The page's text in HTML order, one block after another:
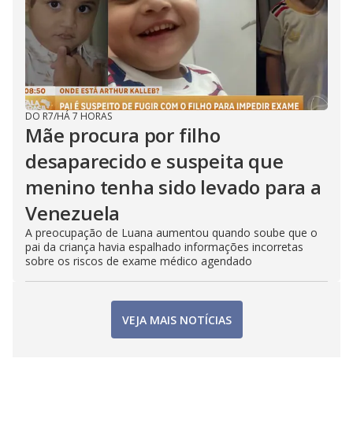
DO R7/HÁ 7 HORAS
Mãe procura por filho
desaparecido e suspeita que
menino tenha sido levado para a
Venezuela
A preocupação de Luana aumentou quando soube que o
pai da criança havia espalhado informações incorretas
sobre os riscos de exame médico agendado
VEJA MAIS NOTÍCIAS